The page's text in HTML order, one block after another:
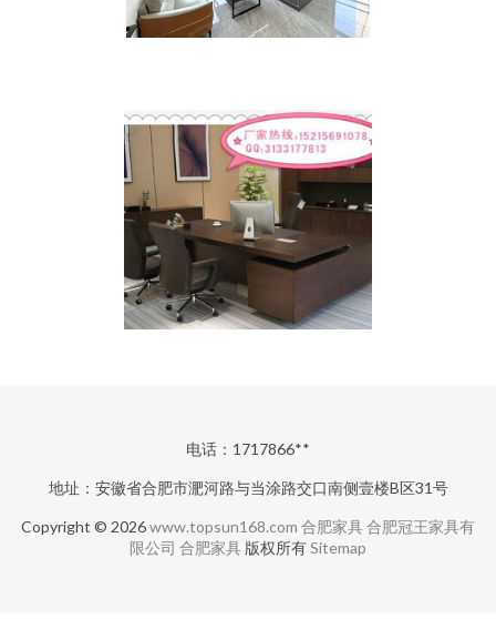
电话：1717866**
地址：安徽省合肥市淝河路与当涂路交口南侧壹楼B区31号
Copyright © 2026www.topsun168.com 合肥家具合肥冠王家具有
限公司 合肥家具 版权所有Sitemap